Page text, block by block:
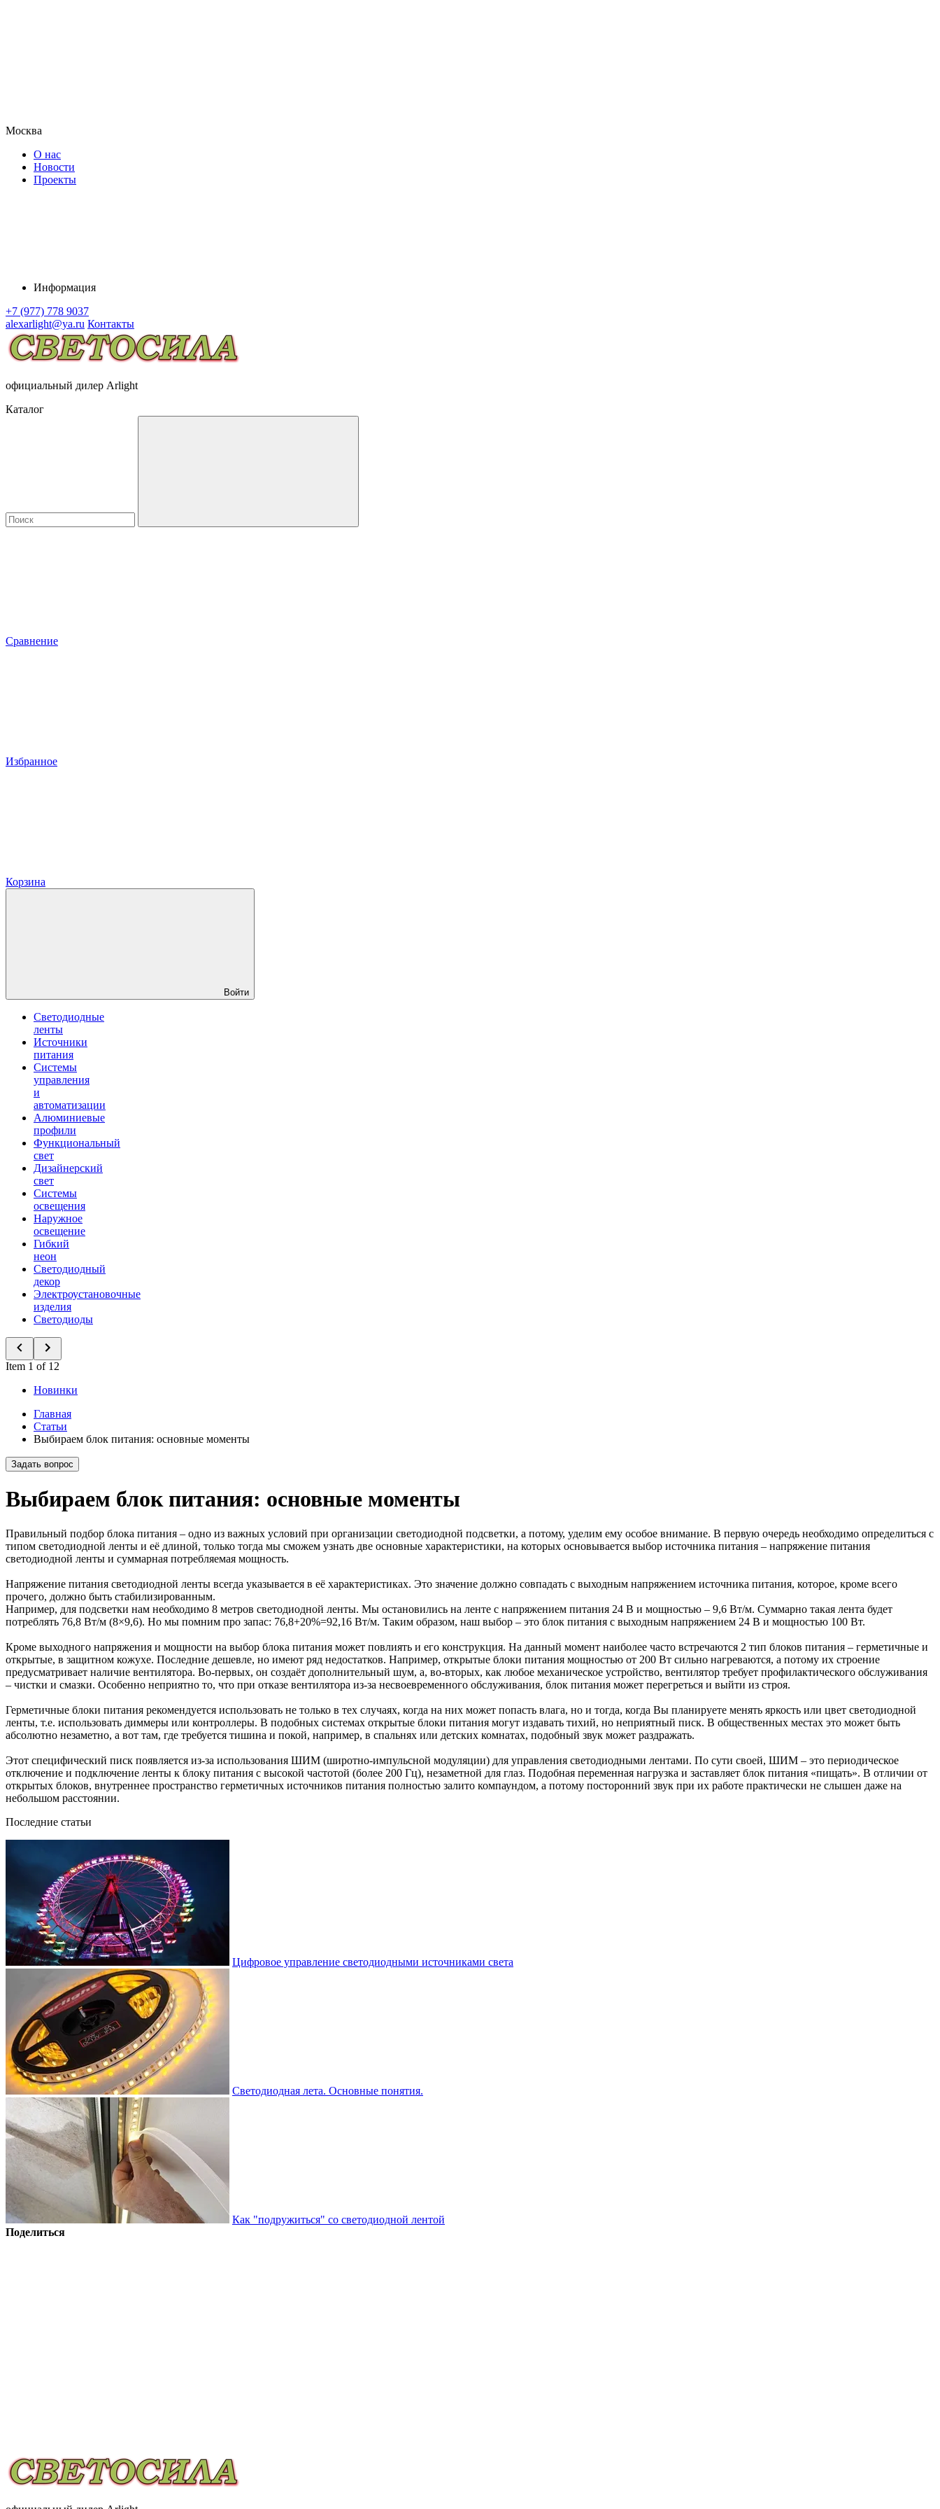
Москва
О нас
Новости
Проекты
Информация
+7 (977) 778 9037
alexarlight@ya.ru Контакты
официальный дилер Arlight
Каталог
Сравнение
Избранное
Корзина
Войти
Светодиодные
ленты
Источники
питания
Системы
управления
и
автоматизации
Алюминиевые
профили
Функциональный
свет
Дизайнерский
свет
Системы
освещения
Наружное
освещение
Гибкий
неон
Светодиодный
декор
Электроустановочные
изделия
Светодиоды
Item 1 of 12
Новинки
Главная
Статьи
Выбираем блок питания: основные моменты
Задать вопрос
Выбираем блок питания: основные моменты
Правильный подбор блока питания – одно из важных условий при организации светодиодной подсветки, а потому, уделим ему особое внимание. В первую очередь необходимо определиться с
типом светодиодной ленты и её длиной, только тогда мы сможем узнать две основные характеристики, на которых основывается выбор источника питания – напряжение питания
светодиодной ленты и суммарная потребляемая мощность.
Напряжение питания светодиодной ленты всегда указывается в её характеристиках. Это значение должно совпадать с выходным напряжением источника питания, которое, кроме всего
прочего, должно быть стабилизированным.
Например, для подсветки нам необходимо 8 метров светодиодной ленты. Мы остановились на ленте с напряжением питания 24 В и мощностью – 9,6 Вт/м. Суммарно такая лента будет
потреблять 76,8 Вт/м (8×9,6). Но мы помним про запас: 76,8+20%=92,16 Вт/м. Таким образом, наш выбор – это блок питания с выходным напряжением 24 В и мощностью 100 Вт.
Кроме выходного напряжения и мощности на выбор блока питания может повлиять и его конструкция. На данный момент наиболее часто встречаются 2 тип блоков питания – герметичные и
открытые, в защитном кожухе. Последние дешевле, но имеют ряд недостатков. Например, открытые блоки питания мощностью от 200 Вт сильно нагреваются, а потому их строение
предусматривает наличие вентилятора. Во-первых, он создаёт дополнительный шум, а, во-вторых, как любое механическое устройство, вентилятор требует профилактического обслуживания
– чистки и смазки. Особенно неприятно то, что при отказе вентилятора из-за несвоевременного обслуживания, блок питания может перегреться и выйти из строя.
Герметичные блоки питания рекомендуется использовать не только в тех случаях, когда на них может попасть влага, но и тогда, когда Вы планируете менять яркость или цвет светодиодной
ленты, т.е. использовать диммеры или контроллеры. В подобных системах открытые блоки питания могут издавать тихий, но неприятный писк. В общественных местах это может быть
абсолютно незаметно, а вот там, где требуется тишина и покой, например, в спальнях или детских комнатах, подобный звук может раздражать.
Этот специфический писк появляется из-за использования ШИМ (широтно-импульсной модуляции) для управления светодиодными лентами. По сути своей, ШИМ – это периодическое
отключение и подключение ленты к блоку питания с высокой частотой (более 200 Гц), незаметной для глаз. Подобная переменная нагрузка и заставляет блок питания «пищать». В отличии от
открытых блоков, внутреннее пространство герметичных источников питания полностью залито компаундом, а потому посторонний звук при их работе практически не слышен даже на
небольшом расстоянии.
Последние статьи
Цифровое управление светодиодными источниками света
Светодиодная лета. Основные понятия.
Как "подружиться" со светодиодной лентой
Поделиться